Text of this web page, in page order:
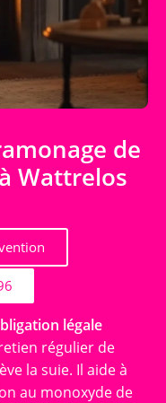
de
Wattrelos
légale
régulier de
la suie. Il aide à
au monoxyde de